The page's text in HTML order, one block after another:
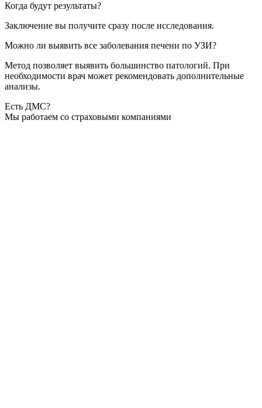
Когда будут результаты?
Заключение вы получите сразу после исследования.
Можно ли выявить все заболевания печени по УЗИ?
Метод позволяет выявить большинство патологий. При
необходимости врач может рекомендовать дополнительные
анализы.
Есть ДМС?
Мы работаем со страховыми компаниями